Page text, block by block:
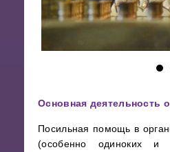
Основная деятельность
Посильная помощь в
(особенно одиноких